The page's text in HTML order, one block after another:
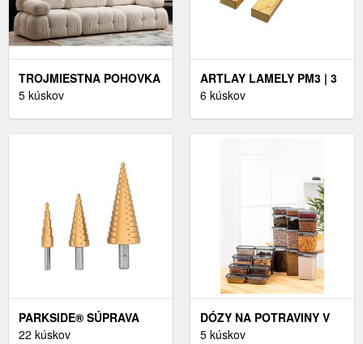
TROJMIESTNA POHOVKA
BUBBLE 3 SEATER ( L1-
5 kúskov
ARTLAY LAMELY PM3 | 3
KS FARBA: DUB MODRÝ
6 kúskov
PARKSIDE® SÚPRAVA
VRTÁKOV (SÚPRAVA HSS
22 kúskov
DÓZY NA POTRAVINY V
SÚPRAVE 20 KS –
5 kúskov